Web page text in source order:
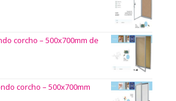
corcho – 500x700mm de
corcho – 500x700mm